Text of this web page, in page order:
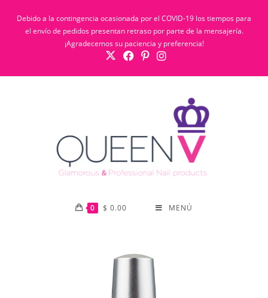
Debido a la contingencia ocasionada por el COVID-19 los tiempos para
el envío de pedidos presentan retraso por parte de la mensajería.
¡Agradecemos su paciencia y preferencia!
0 $ 0.00 MENÚ